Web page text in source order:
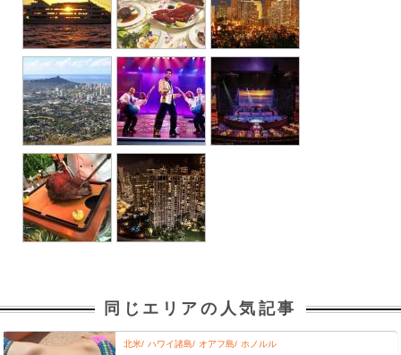
同じエリアの人気記事
北米 ハワイ諸島 オアフ島 ホノルル